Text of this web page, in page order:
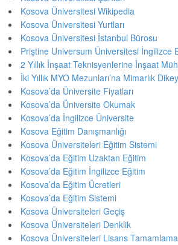
Kosova Üniversitesi Wikipedia
Kosova Üniversitesi Yurtları
Kosova Üniversitesi İstanbul Bürosu
Priştine Universum Üniversitesi İngilizce
2 Yıllık İnşaat Teknisyenlerine İnşaat
İki Yıllık MYO Mezunları’na Mimarlık
Kosova’da Üniversite Fiyatları
Kosova’da Üniversite Okumak
Kosova’da İngilizce Üniversite
Kosova Eğitim Danışmanlığı
Kosova Üniversiteleri Eğitim Sistemi
Kosova’da Eğitim Uzaktan Eğitim
Kosova’da Eğitim İngilizce Eğitim
Kosova’da Eğitim Ücretleri
Kosova’da Eğitim Sistemi
Kosova Üniversiteleri Geçiş
Kosova Üniversiteleri Denklik
Kosova Üniversiteleri Lisans Tamamlama